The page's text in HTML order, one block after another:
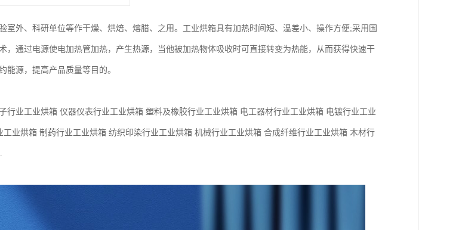
室外、科研单位等作干燥、烘焙、熔腊、之用。工业烘箱具有加热时间短、温差小、操作方便;采用国
，通过电源使电加热管加热，产生热源，当他被加热物体吸收时可直接转变为热能，从而获得快速干
能源，提高产品质量等目的。
行业工业烘箱 仪器仪表行业工业烘箱 塑料及橡胶行业工业烘箱 电工器材行业工业烘箱 电镀行业工业
业烘箱 制药行业工业烘箱 纺织印染行业工业烘箱 机械行业工业烘箱 合成纤维行业工业烘箱 木材行